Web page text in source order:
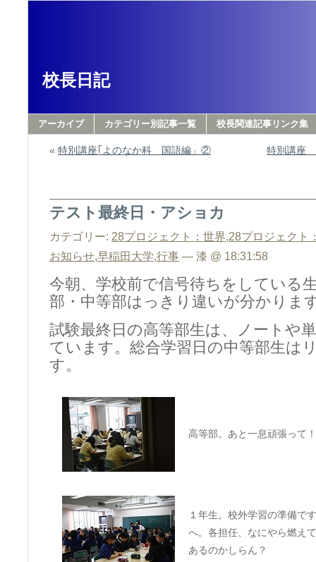
校長日記
アーカイブ カテゴリー別記事一覧 校長関連記事リンク集
« 特別講座｢よのなか科 国語編」② 特別講座
テスト最終日・アショカ
カテゴリー: 28プロジェクト：世界,28プロジェクト
お知らせ,早稲田大学,行事 — 漆 @ 18:31:58
今朝、学校前で信号待ちをしている
部・中等部はっきり違いが分かりま
試験最終日の高等部生は、ノートや
ています。総合学習日の中等部生は
す。
高等部。あと一息頑張って！
１年生。校外学習の準備で
へ。各担任、なにやら燃え
あるのかしらん？